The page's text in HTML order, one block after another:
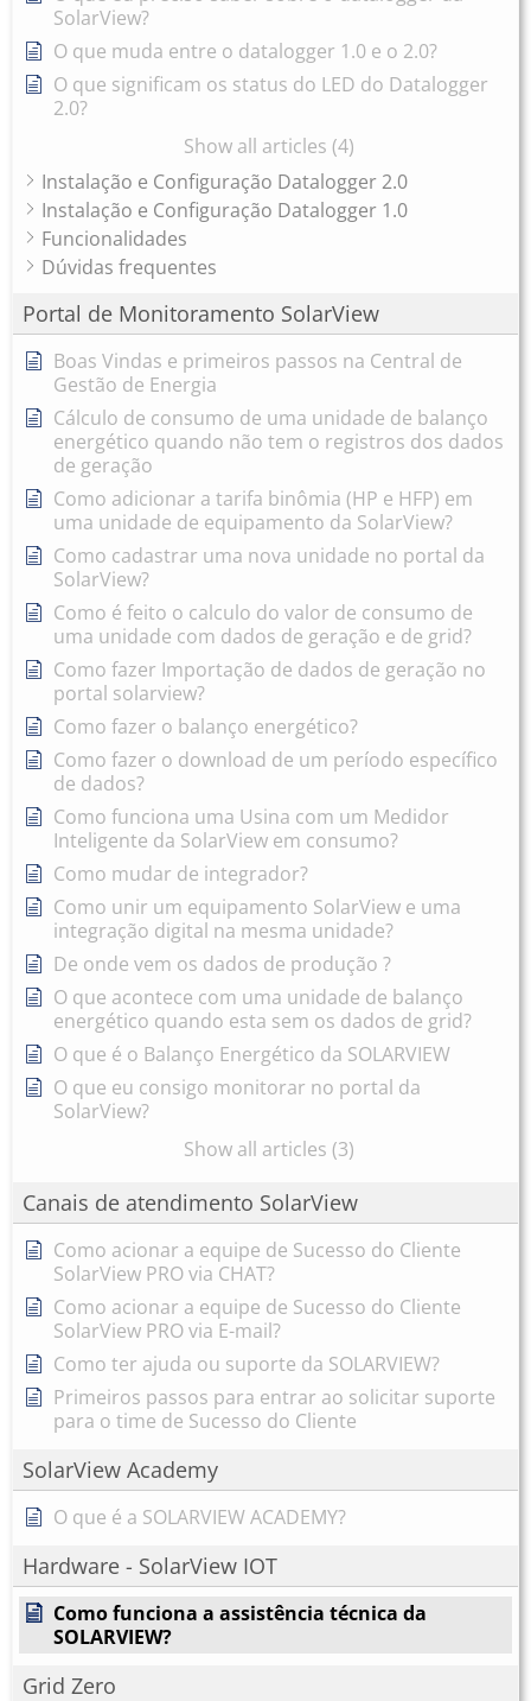
SolarView?
O que muda entre o datalogger 1.0 e o 2.0?
O que significam os status do LED do Datalogger
2.0?
Show all articles (4)
Instalação e Configuração Datalogger 2.0
Instalação e Configuração Datalogger 1.0
Funcionalidades
Dúvidas frequentes
Portal de Monitoramento SolarView
Boas Vindas e primeiros passos na Central de
Gestão de Energia
Cálculo de consumo de uma unidade de balanço
energético quando não tem o registros dos dados
de geração
Como adicionar a tarifa binômia (HP e HFP) em
uma unidade de equipamento da SolarView?
Como cadastrar uma nova unidade no portal da
SolarView?
Como é feito o calculo do valor de consumo de
uma unidade com dados de geração e de grid?
Como fazer Importação de dados de geração no
portal solarview?
Como fazer o balanço energético?
Como fazer o download de um período específico
de dados?
Como funciona uma Usina com um Medidor
Inteligente da SolarView em consumo?
Como mudar de integrador?
Como unir um equipamento SolarView e uma
integração digital na mesma unidade?
De onde vem os dados de produção ?
O que acontece com uma unidade de balanço
energético quando esta sem os dados de grid?
O que é o Balanço Energético da SOLARVIEW
O que eu consigo monitorar no portal da
SolarView?
Show all articles (3)
Canais de atendimento SolarView
Como acionar a equipe de Sucesso do Cliente
SolarView PRO via CHAT?
Como acionar a equipe de Sucesso do Cliente
SolarView PRO via E-mail?
Como ter ajuda ou suporte da SOLARVIEW?
Primeiros passos para entrar ao solicitar suporte
para o time de Sucesso do Cliente
SolarView Academy
O que é a SOLARVIEW ACADEMY?
Hardware - SolarView IOT
Como funciona a assistência técnica da
SOLARVIEW?
Grid Zero